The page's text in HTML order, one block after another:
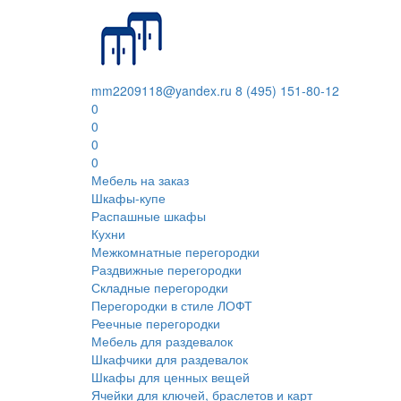
mm2209118@yandex.ru 8 (495) 151-80-12
0
0
0
0
Мебель на заказ
Шкафы-купе
Распашные шкафы
Кухни
Межкомнатные перегородки
Раздвижные перегородки
Складные перегородки
Перегородки в стиле ЛОФТ
Реечные перегородки
Мебель для раздевалок
Шкафчики для раздевалок
Шкафы для ценных вещей
Ячейки для ключей, браслетов и карт